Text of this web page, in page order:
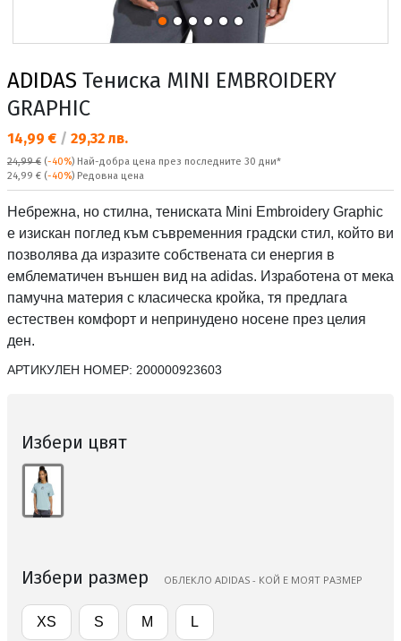
ADIDAS Тениска MINI EMBROIDERY
GRAPHIC
Текуща цена:
14,99 € / 29,32 лв.
24,99 € (-40%) Най-добра цена през последните 30 дни*
Редовна цена:
24,99 € (-40%) Редовна цена
Небрежна, но стилна, тениската Mini Embroidery Graphic
е изискан поглед към съвременния градски стил, който ви
позволява да изразите собствената си енергия в
емблематичен външен вид на adidas. Изработена от мека
памучна материя с класическа кройка, тя предлага
естествен комфорт и непринудено носене през целия
ден.
АРТИКУЛЕН НОМЕР: 200000923603
Избери цвят
Избери размер ОБЛЕКЛО ADIDAS - КОЙ Е МОЯТ РАЗМЕР
XS S M L